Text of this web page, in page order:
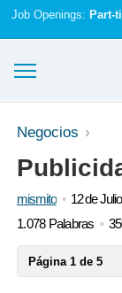
Job Openings: Part-
Ensayos y
Registrarse
Iniciar sesión
Negocios
mismito
12 de
1.078 Palabras
Página 1 de 5